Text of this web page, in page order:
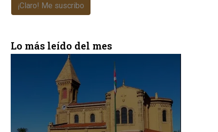
¡Claro! Me suscribo
Lo más leído del mes